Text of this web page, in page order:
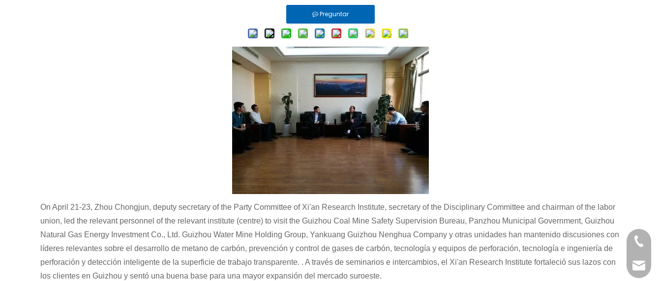
Preguntar
On April 21-23, Zhou Chongjun, deputy secretary of the Party Committee of Xi'an Research Institute, secretary of the Disciplinary Committee and chairman of the labor
union, led the relevant personnel of the relevant institute (centre) to visit the Guizhou Coal Mine Safety Supervision Bureau, Panzhou Municipal Government, Guizhou
Natural Gas Energy Investment Co., Ltd. Guizhou Water Mine Holding Group, Yankuang Guizhou Nenghua Company y otras unidades han mantenido discusiones con
líderes relevantes sobre el desarrollo de metano de carbón, prevención y control de gases de carbón, tecnología y equipos de perforación, tecnología e ingeniería de
perforación y detección inteligente de la superficie de trabajo transparente. . A través de seminarios e intercambios, el Xi'an Research Institute fortaleció sus lazos con
los clientes en Guizhou y sentó una buena base para una mayor expansión del mercado suroeste.
+86-
+86-